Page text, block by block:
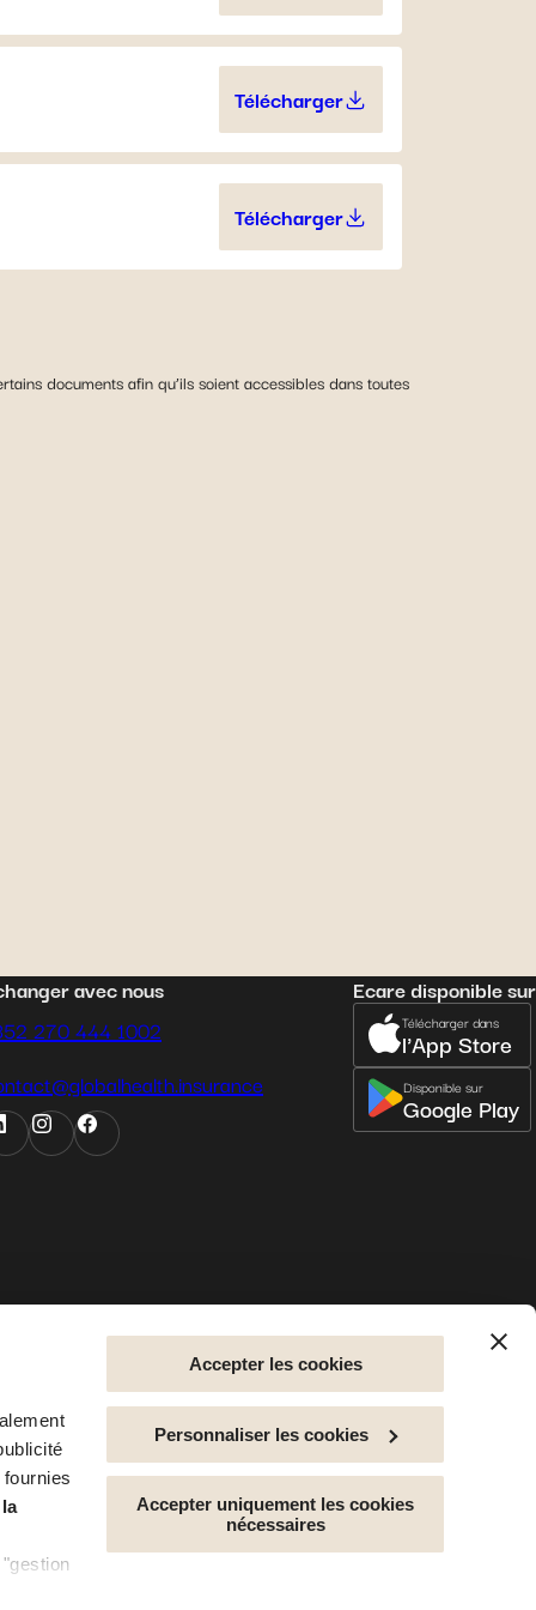
Accepter les cookies
Personnaliser les cookies
Accepter uniquement les cookies
nécessaires
TéléchargerYouGenio® Germany
TéléchargerYouGenio® Germany
documents afin qu’ils soient accessibles dans toutes
avec nous
270 444 1002
Ecare disponible sur
Télécharger dans
l'App Store
Disponible sur
Google Play
politique de confidentialitémentions légalescookies plan de site